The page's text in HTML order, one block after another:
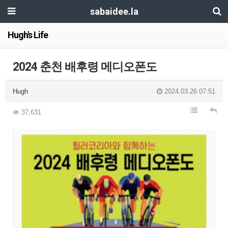
sabaidee.la
Hugh's Life
2024 춘천 배후령 메디오폰도
Hugh 2024.03.26 07:51
37,631